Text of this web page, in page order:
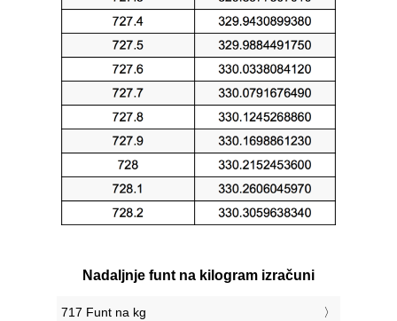
Nadaljnje funt na kilogram izračuni
717 Funt na kg